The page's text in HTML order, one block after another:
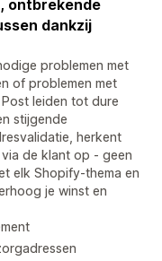
ontbrekende
dankzij
problemen met
of problemen met
leiden tot dure
stijgende
herkent
de klant op - geen
elk Shopify-thema en
je winst en